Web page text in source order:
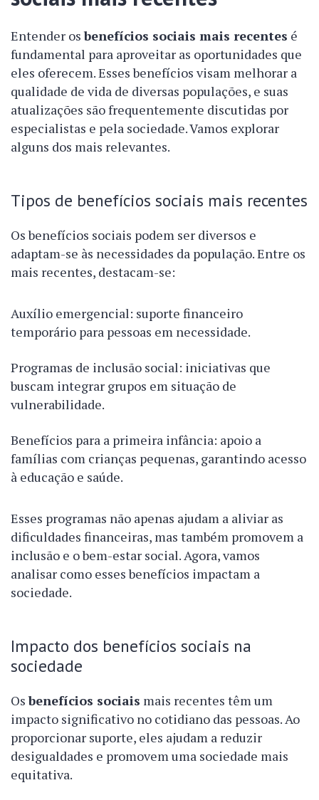
Entender osbenefícios sociais mais recentes é
fundamental para aproveitar as oportunidades que
eles oferecem. Esses benefícios visam melhorar a
qualidade de vida de diversas populações, e suas
atualizações são frequentemente discutidas por
especialistas e pela sociedade. Vamos explorar
alguns dos mais relevantes.
Tipos de benefícios sociais mais recentes
Os benefícios sociais podem ser diversos e
adaptam-se às necessidades da população. Entre os
mais recentes, destacam-se:
Auxílio emergencial: suporte financeiro
temporário para pessoas em necessidade.
Programas de inclusão social: iniciativas que
buscam integrar grupos em situação de
vulnerabilidade.
Benefícios para a primeira infância: apoio a
famílias com crianças pequenas, garantindo acesso
à educação e saúde.
Esses programas não apenas ajudam a aliviar as
dificuldades financeiras, mas também promovem a
inclusão e o bem-estar social. Agora, vamos
analisar como esses benefícios impactam a
sociedade.
Impacto dos benefícios sociais na
sociedade
Osbenefícios sociais mais recentes têm um
impacto significativo no cotidiano das pessoas. Ao
proporcionar suporte, eles ajudam a reduzir
desigualdades e promovem uma sociedade mais
equitativa.